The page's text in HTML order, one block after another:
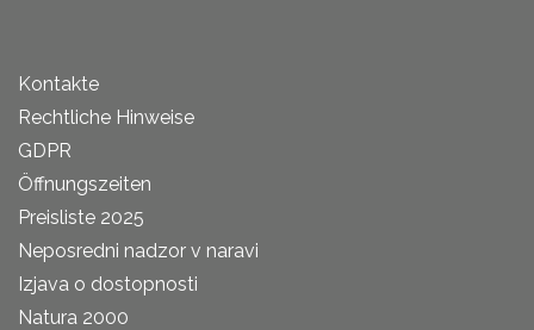
Kontakte
Rechtliche Hinweise
GDPR
Öffnungszeiten
Preisliste 2025
Neposredni nadzor v naravi
Izjava o dostopnosti
Natura 2000